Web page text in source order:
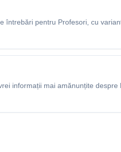
întrebări pentru Profesori, cu
informații mai amănunțite despre